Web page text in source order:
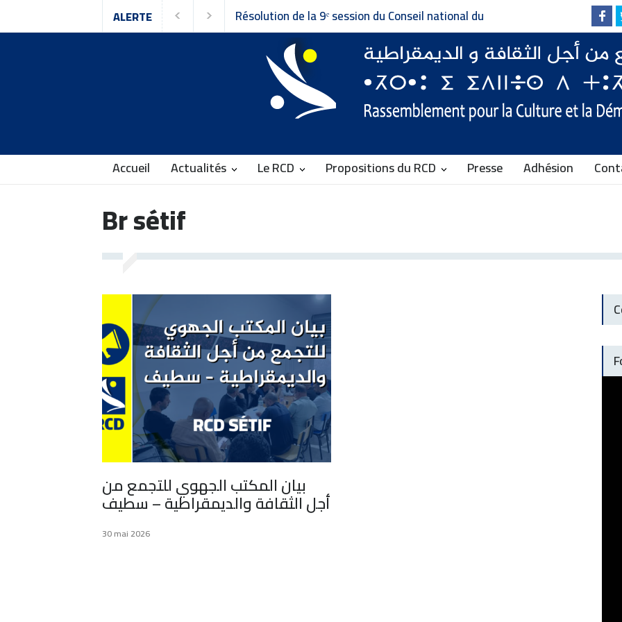
ALERTE Résolution de la 9ᵉ session du Conseil national du
Rassemblement pour la Culture et la Démocratie
Accueil Actualités Le RCD Propositions du RCD Presse Adhésion
Br sétif
بيان المكتب الجهوي للتجمع من
أجل الثقافة والديمقراطية – سطيف
30 mai 2026